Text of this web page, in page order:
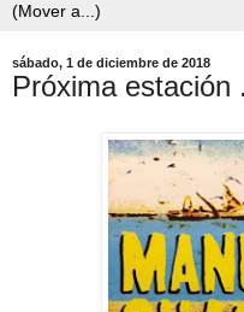
sábado, 1 de diciembre de 2018
Próxima estación